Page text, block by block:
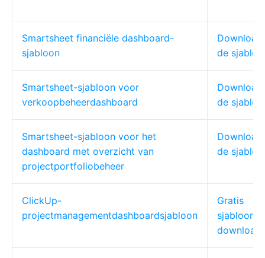
Smartsheet financiële dashboard-
sjabloon
de
Smartsheet-sjabloon voor
verkoopbeheerdashboard
de
Smartsheet-sjabloon voor het
dashboard met overzicht van
projectportfoliobeheer
de
ClickUp-
projectmanagementdashboardsjabloon
Gratis
sjabloon